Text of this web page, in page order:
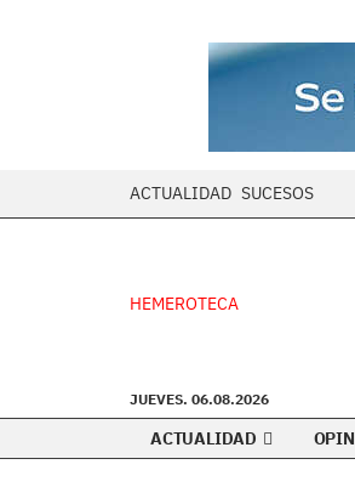
ACTUALIDAD SUCESOS
HEMEROTECA
JUEVES. 06.08.2026
ACTUALIDAD